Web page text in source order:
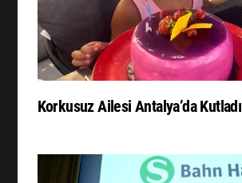
Korkusuz Ailesi Antalya’da Kutladı